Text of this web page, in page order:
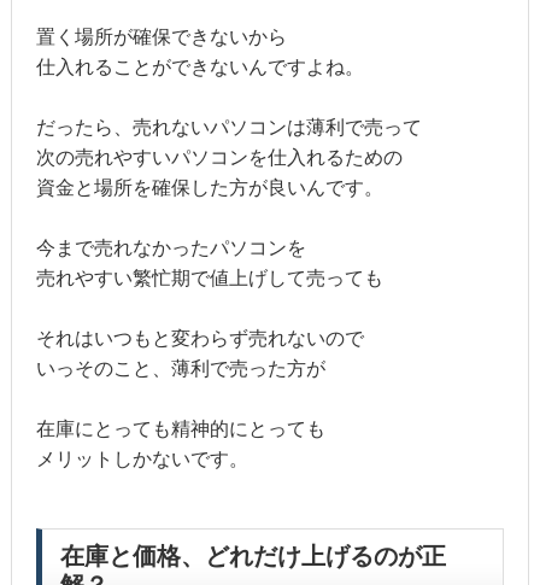
置く場所が確保できないから
仕入れることができないんですよね。
だったら、売れないパソコンは薄利で売って
次の売れやすいパソコンを仕入れるための
資金と場所を確保した方が良いんです。
今まで売れなかったパソコンを
売れやすい繁忙期で値上げして売っても
それはいつもと変わらず売れないので
いっそのこと、薄利で売った方が
在庫にとっても精神的にとっても
メリットしかないです。
在庫と価格、どれだけ上げるのが正